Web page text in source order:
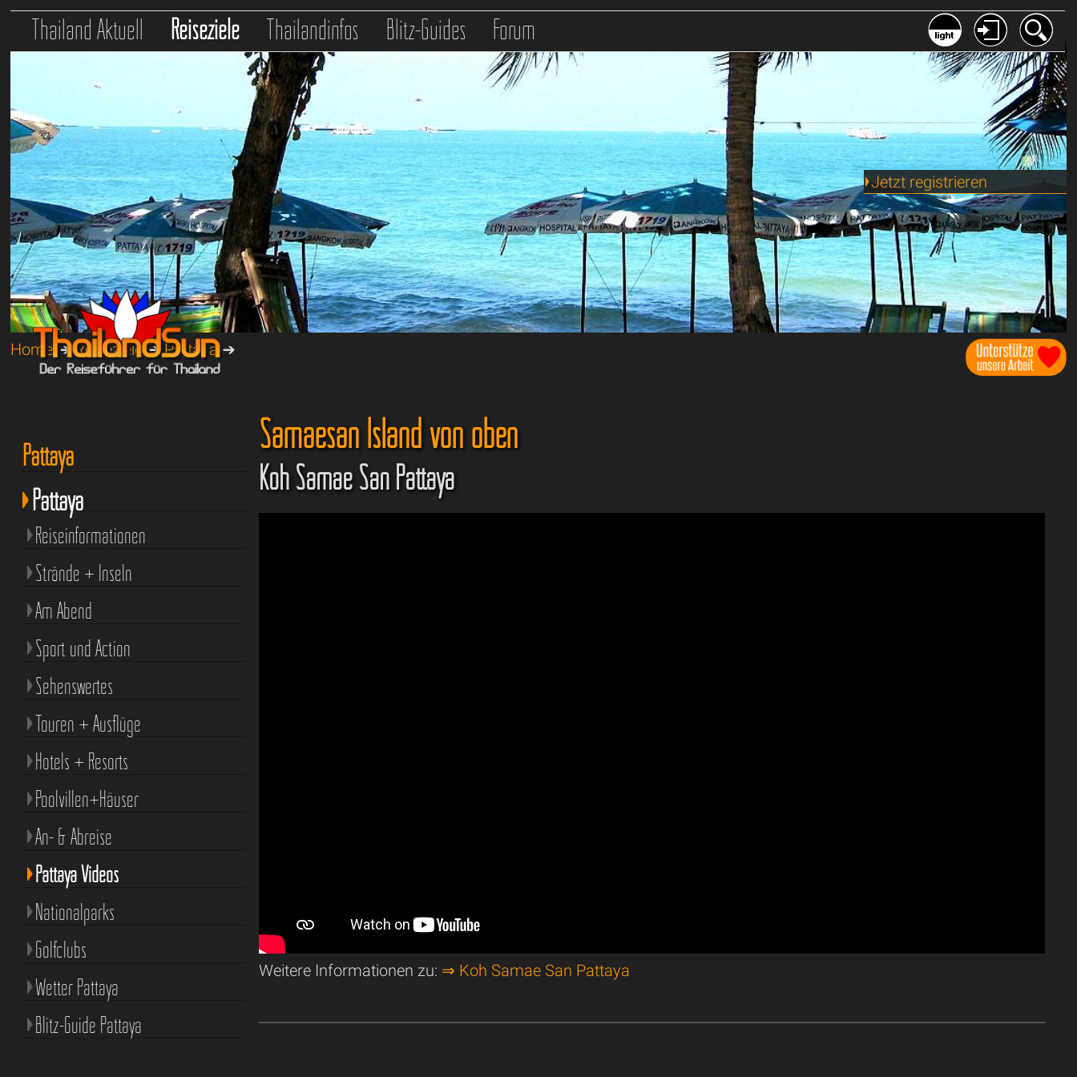
Thailand Aktuell Reiseziele Thailandinfos Blitz-Guides Forum
Jetzt registrieren
Home➔Reiseziele➔Pattaya➔
Samaesan Island von oben
Koh Samae San Pattaya
Weitere Informationen zu: ⇒ Koh Samae San Pattaya
Pattaya
Pattaya
Reiseinformationen
Strände + Inseln
Am Abend
Sport und Action
Sehenswertes
Touren + Ausflüge
Hotels + Resorts
Poolvillen+Häuser
An- & Abreise
Pattaya Videos
Nationalparks
Golfclubs
Wetter Pattaya
Blitz-Guide Pattaya